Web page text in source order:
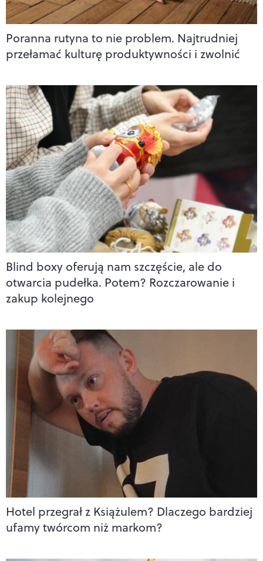
Poranna rutyna to nie problem. Najtrudniej
przełamać kulturę produktywności i zwolnić
Blind boxy oferują nam szczęście, ale do
otwarcia pudełka. Potem? Rozczarowanie i
zakup kolejnego
Hotel przegrał z Książulem? Dlaczego bardziej
ufamy twórcom niż markom?